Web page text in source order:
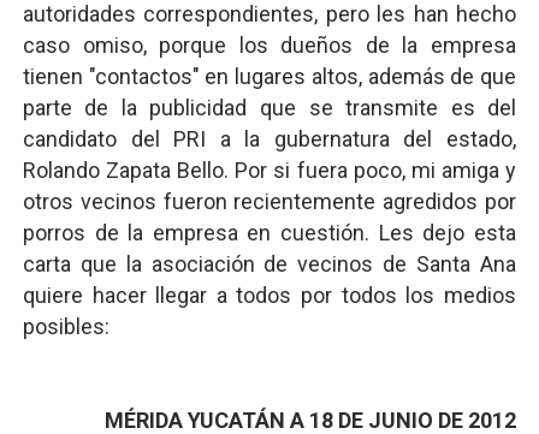
autoridades correspondientes, pero les han hecho
caso omiso, porque los dueños de la empresa
tienen "contactos" en lugares altos, además de que
parte de la publicidad que se transmite es del
candidato del PRI a la gubernatura del estado,
Rolando Zapata Bello. Por si fuera poco, mi amiga y
otros vecinos fueron recientemente agredidos por
porros de la empresa en cuestión. Les dejo esta
carta que la asociación de vecinos de Santa Ana
quiere hacer llegar a todos por todos los medios
posibles:
MÉRIDA YUCATÁN A 18 DE JUNIO DE 2012